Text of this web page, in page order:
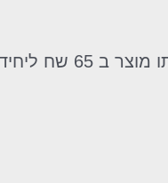
אני רוצה להגיד פשוט ואוו!! לא להאמין